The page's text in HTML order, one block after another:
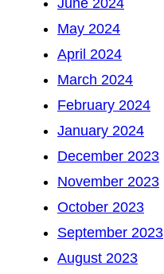
May 2024
April 2024
March 2024
February 2024
January 2024
December 2023
November 2023
October 2023
September 2023
August 2023